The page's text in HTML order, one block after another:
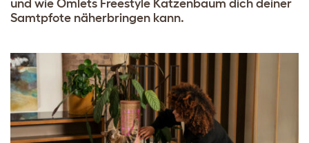
und wie Omlets Freestyle Katzenbaum dich deiner
Samtpfote näherbringen kann.